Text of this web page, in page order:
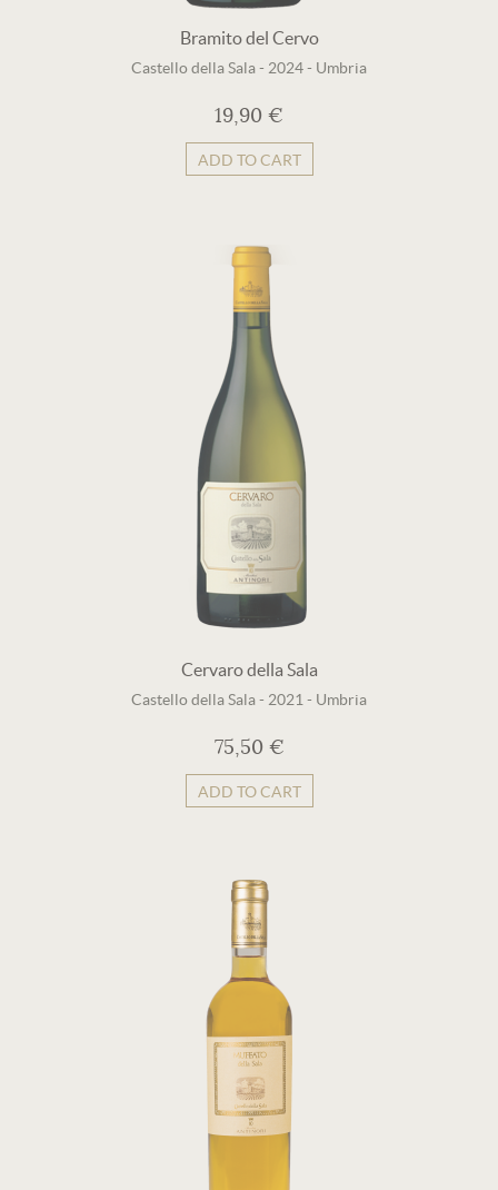
Bramito del Cervo
Castello della Sala- 2024- Umbria
19,90 €
ADD TO CART
Cervaro della Sala
Castello della Sala- 2021 - Umbria
75,50 €
ADD TO CART